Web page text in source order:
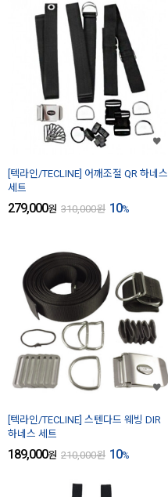
[텍라인/TECLINE] 어깨조절 QR 하네스
세트
279,000원 310,000원 10%
[텍라인/TECLINE] 스텐다드 웨빙 DIR
하네스 세트
189,000원 210,000원 10%